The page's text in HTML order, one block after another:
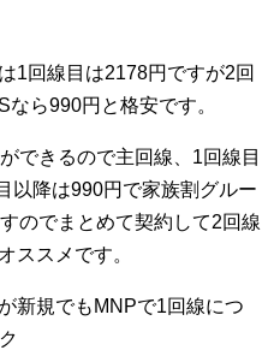
1回線目は2178円ですが2回
ら990円と格安です。
できるので主回線、1回線目
以降は990円で家族割グルー
のでまとめて契約して2回線
ススメです。
新規でもMNPで1回線につ